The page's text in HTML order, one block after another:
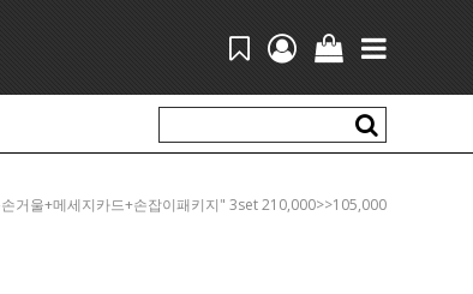
거울+메세지카드+손잡이패키지" 3set 210,000>>105,000